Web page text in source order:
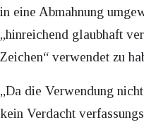
in eine Abmahnung
„hinreichend glaubhaft
Zeichen“ verwendet zu
„Da die Verwendung
kein Verdacht